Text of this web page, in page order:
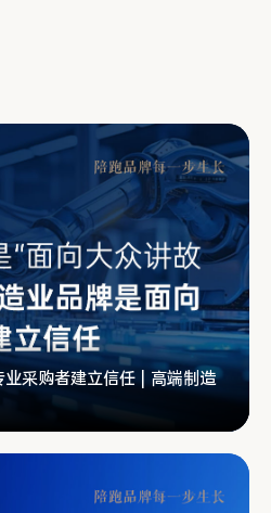
采购者建立信任 | 高端制造